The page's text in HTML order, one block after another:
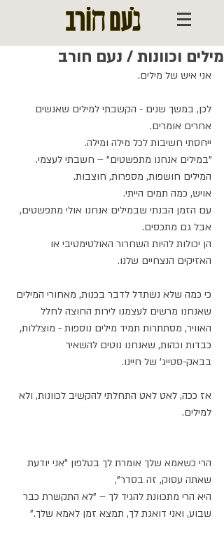
מילים וכוונות / נעם חורב
אני איש של מילים.
לכן, במשך שנים - הקשבתי למילים שאנשים
אחרים אומרים.
ייחסתי חשיבות לכל מילה ומילה.
"במילים אנחנו מתפשטים" – חשבתי לעצמי.
המילים חושפות, מספרות, חוצבות.
אויש, כמה תמים הייתי.
עם הזמן הבנתי שבמילים אנחנו אולי מתפשטים,
אבל גם מתכסים.
הן יכולות להיות השחרור האולטימטיבי או
האזיקים הנצחיים שלנו.
כי כמה שלא נשתדל לדבר בכנות, מאחורי המילים
שאנחנו מרשים לעצמנו לירות החוצה לחלל
האוויר, מסתתרות תמיד מילים נוספות - מוצללות,
כבדות וכהות, שאנחנו נוטים להשאיר
בבאק-סטייג' של חיינו.
אז ככה, לאט לאט התחלתי להקשיב לכוונות, ולא
למילים.
הרי כשאמא שלך אומרת לך בטלפון "אני יודעת
שאתה עסוק, זה בסדר",
היא הרי מתכוונת להגיד לך – "לא התקשרת כבר
שבוע, ואני דואגת לך, תמצא זמן לאמא שלך."